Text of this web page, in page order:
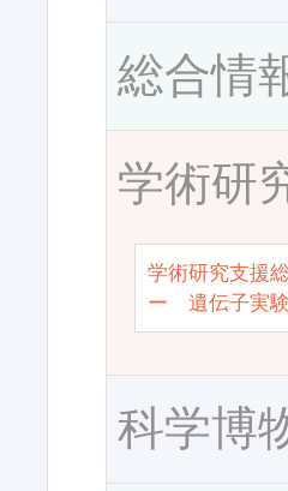
総合情
学術研
学術研究支援
ー 遺伝子実
科学博